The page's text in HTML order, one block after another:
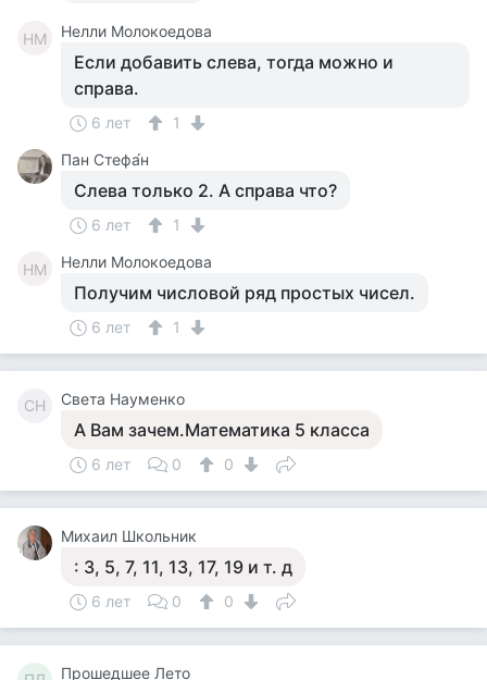
НМ Нелли Молокоедова
Если добавить слева, тогда можно и
справа.
6 лет
1
Пан Стефа́н
Слева только 2. А справа что?
6 лет 1
НМ Нелли Молокоедова
Получим числовой ряд простых чисел.
6 лет 1
СН Света Науменко
А Вам зачем.Математика 5 класса
6 лет 0 0
Михаил Школьник
: 3, 5, 7, 11, 13, 17, 19 и т. д
6 лет 0 0
Прошедшее Лето